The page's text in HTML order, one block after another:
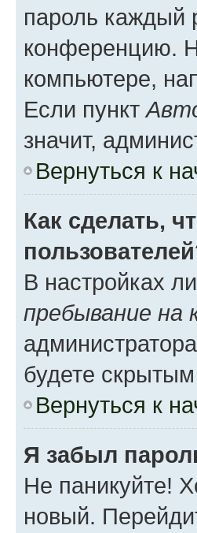
пароль каждый
конференцию.
компьютере,
Если пункт
значит,
Вернуться к
Как сделать,
В настройках
пребывание на
будете
Вернуться к
Я забыл
Не паникуйте!
новый.